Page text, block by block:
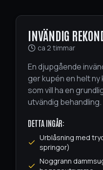
INVÄNDIG
ca 2 timmar
En djupgående
ger kupén en helt
som vill ha en
utvändig behandling.
DETTA INGÅR:
Urblåsning med
springor)
Noggrann